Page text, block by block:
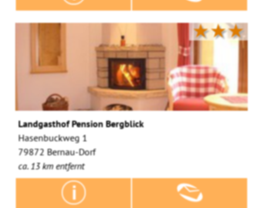
★★★
Landgasthof Pension Bergblick
Hasenbuckweg 1
79872 Bernau-Dorf
ca. 13 km entfernt